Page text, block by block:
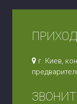
г. Киев,